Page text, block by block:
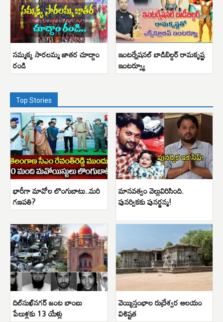
సమ్మక్క సారలమ్మ జాతర చూద్దాం
రండి
ఇంటర్నేషనల్ బాడిబిల్డర్ రామకృష్ణ
ఇంటర్వ్యూ
Top Stories
భారీగా మావోల లొంగుబాటు..మరి
గణపతి?
మానవత్వం వెల్లువిరిసింది.
పునర్వికకు పునర్జన్మ!
దిల్‌సుఖ్‌నగర్ జంట బాంబు
పేలుళ్లకు 13 యేళ్లు
వెయ్యిస్తంభాల రుద్రేశ్వర ఆలయం
విశిష్టత